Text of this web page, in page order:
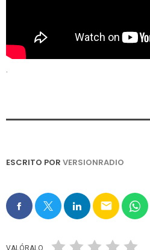
.
ESCRITO POR VERSIONRADIO
email